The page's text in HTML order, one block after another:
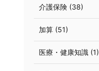
介護保険 (38)
加算 (51)
医療・健康知識 (1)